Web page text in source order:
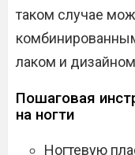
таком случае
лаком и
Пошаговая
на ногти
Ногтевую